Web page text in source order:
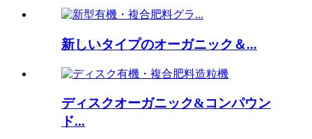
新しいタイプのオーガニック＆...
ディスクオーガニック&コンパウン
ド...